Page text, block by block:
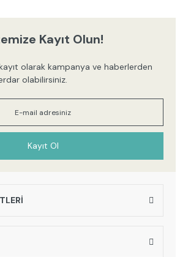
Kayıt Olun!
olarak kampanya ve haberlerden
olabilirsiniz.
Kayıt Ol